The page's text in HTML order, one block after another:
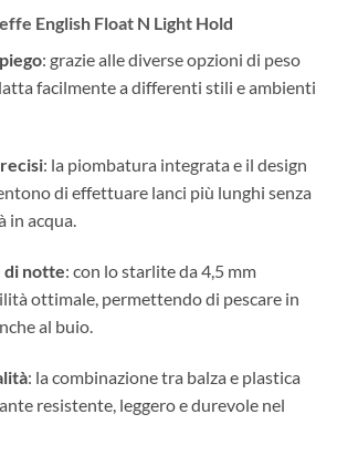
English Float N Light Hold
: grazie alle diverse opzioni di peso
facilmente a differenti stili e ambienti
: la piombatura integrata e il design
di effettuare lanci più lunghi senza
in acqua.
di notte: con lo starlite da 4,5 mm
ottimale, permettendo di pescare in
al buio.
: la combinazione tra balza e plastica
resistente, leggero e durevole nel